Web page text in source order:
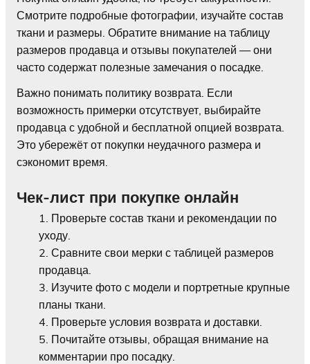
Смотрите подробные фотографии, изучайте состав
ткани и размеры. Обратите внимание на таблицу
размеров продавца и отзывы покупателей — они
часто содержат полезные замечания о посадке.
Важно понимать политику возврата. Если
возможность примерки отсутствует, выбирайте
продавца с удобной и бесплатной опцией возврата.
Это убережёт от покупки неудачного размера и
сэкономит время.
Чек-лист при покупке онлайн
Проверьте состав ткани и рекомендации по
уходу.
Сравните свои мерки с таблицей размеров
продавца.
Изучите фото с модели и портретные крупные
планы ткани.
Проверьте условия возврата и доставки.
Почитайте отзывы, обращая внимание на
комментарии про посадку.